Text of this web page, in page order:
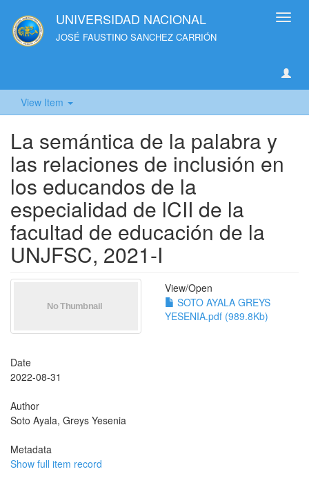
UNIVERSIDAD NACIONAL
JOSÉ FAUSTINO SANCHEZ CARRIÓN
View Item
La semántica de la palabra y
las relaciones de inclusión en
los educandos de la
especialidad de lCII de la
facultad de educación de la
UNJFSC, 2021-I
View/Open
SOTO AYALA GREYS
YESENIA.pdf (989.8Kb)
Date
2022-08-31
Author
Soto Ayala, Greys Yesenia
Metadata
Show full item record